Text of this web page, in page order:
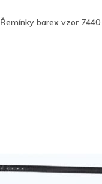
Řemínky barex vzor 7440